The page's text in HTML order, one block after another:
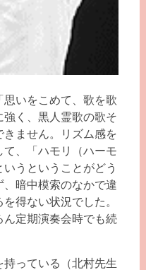
いをこめて、歌を歌
く、黒人霊歌の歌そ
ません。リズム感を
、「ハモリ（ハーモ
うということがどう
暗中模索のなかで違
得ない状況でした。
ん定期演奏会時でも続
っている（北村先生